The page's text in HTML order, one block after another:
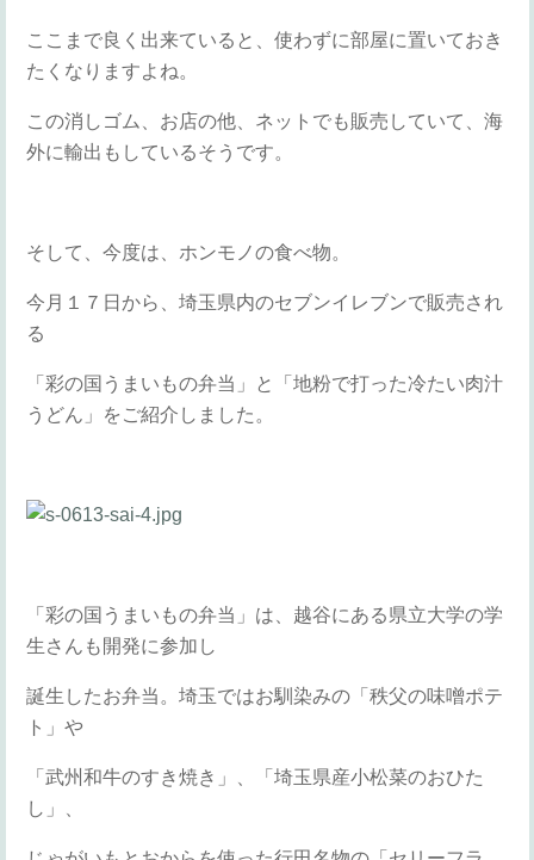
ここまで良く出来ていると、使わずに部屋に置いておき
たくなりますよね。
この消しゴム、お店の他、ネットでも販売していて、海
外に輸出もしているそうです。
そして、今度は、ホンモノの食べ物。
今月１７日から、埼玉県内のセブンイレブンで販売され
る
「彩の国うまいもの弁当」と「地粉で打った冷たい肉汁
うどん」をご紹介しました。
「彩の国うまいもの弁当」は、越谷にある県立大学の学
生さんも開発に参加し
誕生したお弁当。埼玉ではお馴染みの「秩父の味噌ポテ
ト」や
「武州和牛のすき焼き」、「埼玉県産小松菜のおひた
し」、